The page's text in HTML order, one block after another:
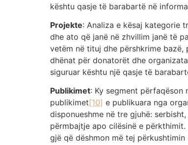
kështu qasje të barabartë në
Projekte: Analiza e kësaj kategorie
dhe ato që janë në zhvillim janë të
vetëm në tituj dhe përshkrime
dhënat për donatorët dhe
siguruar kështu një qasje të
Publikimet: Ky segment
publikimet[10] e publikuara nga
disponueshme në tre gjuhë:
përmbajtje apo cilësinë e
gjë që dëshmon më tej